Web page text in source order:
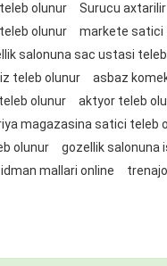
olunur Surucu axtarilir
olunur markete satici
salonuna sac ustasi
teleb olunur asbaz
olunur aktyor teleb
magazasina satici teleb
olunur gozellik salonuna
idman mallari online